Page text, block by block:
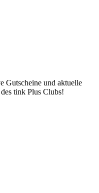
Gutscheine und aktuelle
tink Plus Clubs!